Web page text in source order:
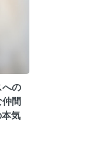
の
間
気